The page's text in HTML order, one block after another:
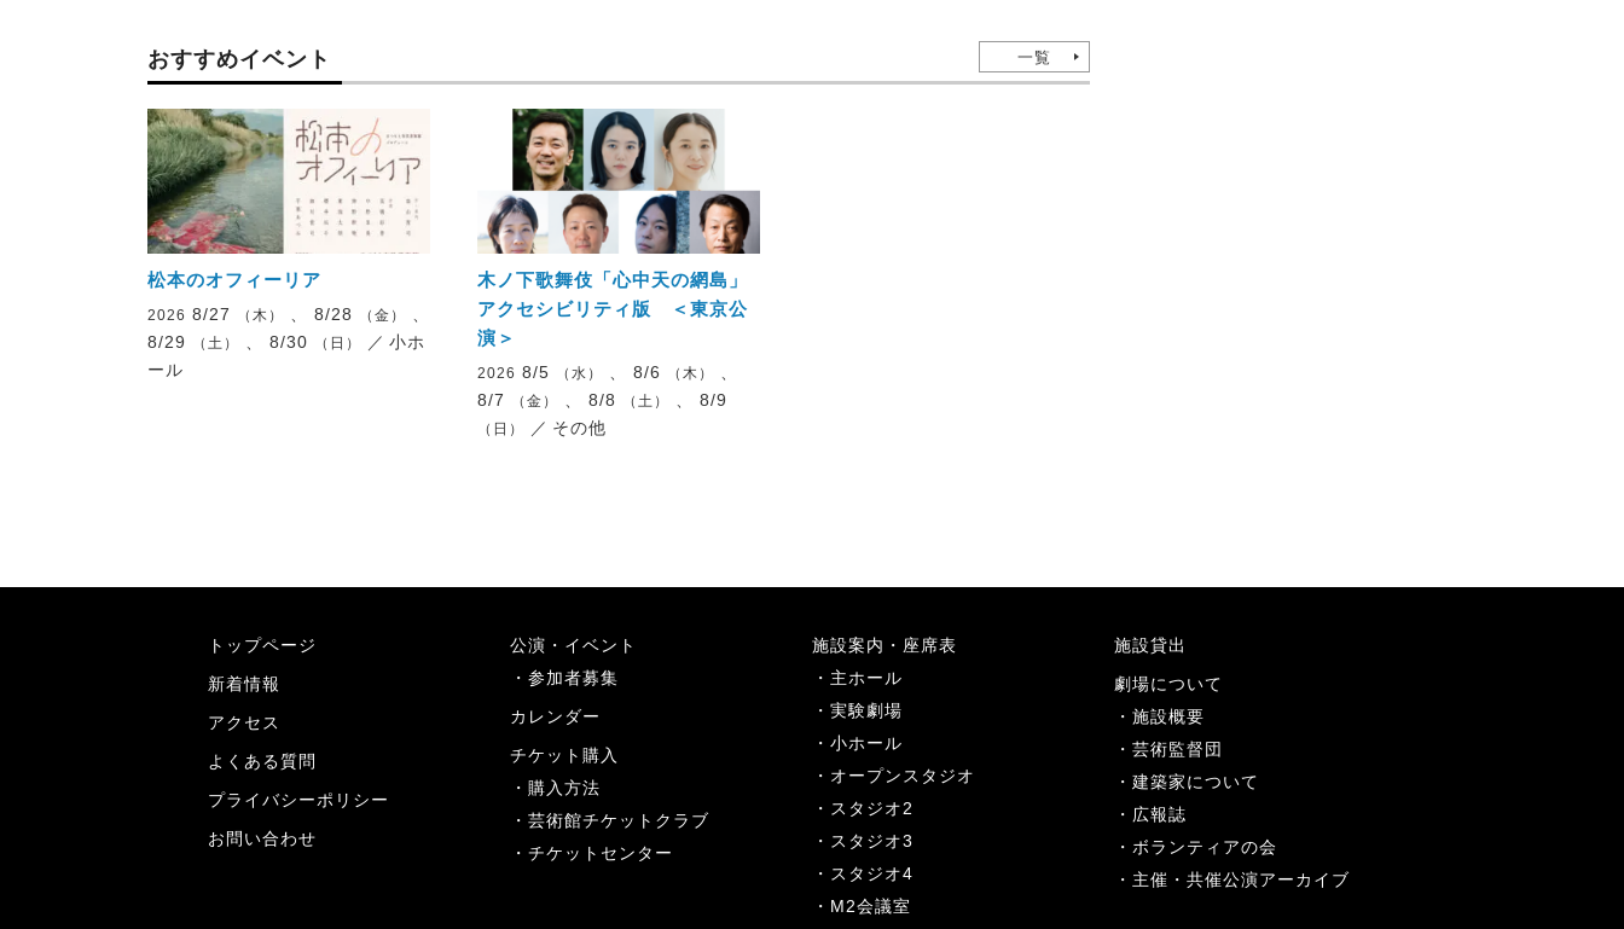
おすすめイベント 一覧
松本のオフィーリア
2026 8/27 （木） 、 8/28 （金）
8/29
（土） 、 8/30 （日） ／ 小ホ
ール
木ノ下歌舞伎「心中天の網島」
アクセシビリティ版 ＜東京公
演＞
2026 8/5 （水） 、 8/6 （木）
8/7
（金） 、 8/8 （土） 、 8/9
（日） ／ その他
トップページ
新着情報
アクセス
よくある質問
プライバシーポリシー
お問い合わせ
公演・イベント
参加者募集
カレンダー
チケット購入
購入方法
芸術館チケットクラブ
チケットセンター
施設案内・座席表
主ホール
実験劇場
小ホール
オープンスタジオ
スタジオ2
スタジオ3
スタジオ4
M2会議室
施設貸出
劇場について
施設概要
芸術監督団
建築家について
広報誌
ボランティアの会
主催・共催公演アーカイブ